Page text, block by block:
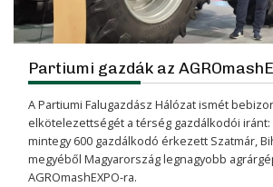
Partiumi gazdák az
A Partiumi Falugazdász Hálózat ismét
elkötelezettségét a térség gazdálkodói
mintegy 600 gazdálkodó érkezett Szatmár,
megyéből Magyarország legnagyobb
AGROmashEXPO-ra.